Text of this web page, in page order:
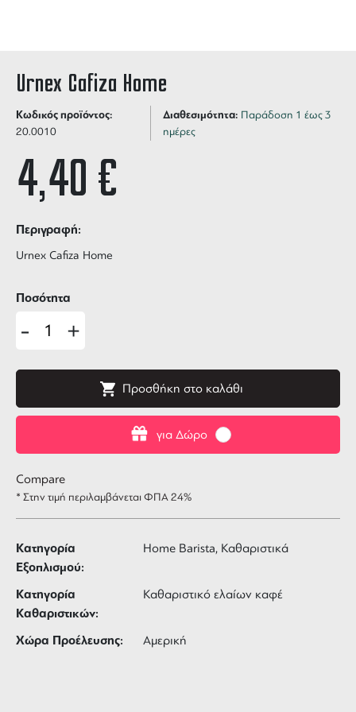
Urnex Cafiza Home
Κωδικός προϊόντος:
20.0010
Διαθεσιμότητα: Παράδοση 1 έως 3
ημέρες
4,40€
Περιγραφή:
Urnex Cafiza Home
για Δώρο
Ποσότητα
- +
Προσθήκη στο καλάθι
Compare
* Στην τιμή περιλαμβάνεται ΦΠΑ 24%
Κατηγορία
Εξοπλισμού:
Home Barista, Καθαριστικά
Κατηγορία
Καθαριστικών:
Καθαριστικό ελαίων καφέ
Χώρα Προέλευσης: Αμερική